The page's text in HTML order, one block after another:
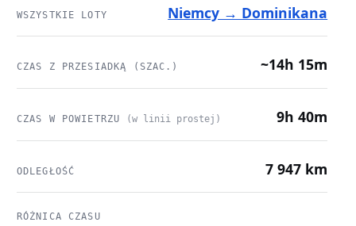
WSZYSTKIE LOTY Niemcy → Dominikana
CZAS Z PRZESIADKĄ (SZAC.) ~14h 15m
CZAS W POWIETRZU (w linii prostej) 9h 40m
ODLEGŁOŚĆ 7 947 km
RÓŻNICA CZASU